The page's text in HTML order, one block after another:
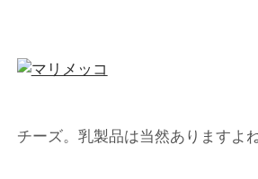
人
地
チーズ。乳製品は当然ありますよね